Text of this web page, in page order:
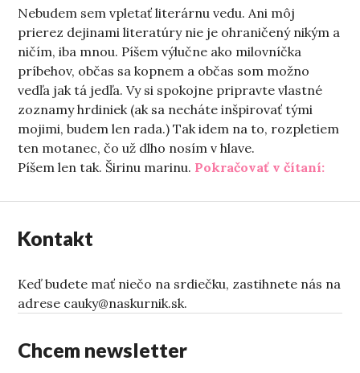
Nebudem sem vpletať literárnu vedu. Ani môj
prierez dejinami literatúry nie je ohraničený nikým a
ničím, iba mnou. Píšem výlučne ako milovníčka
príbehov, občas sa kopnem a občas som možno
vedľa jak tá jedľa. Vy si spokojne pripravte vlastné
zoznamy hrdiniek (ak sa necháte inšpirovať tými
mojimi, budem len rada.) Tak idem na to, rozpletiem
ten motanec, čo už dlho nosím v hlave.
Píšem len tak. Širinu marinu. Pokračovať v čítaní:
Kontakt
Keď budete mať niečo na srdiečku, zastihnete nás na
adrese cauky@naskurnik.sk.
Chcem newsletter